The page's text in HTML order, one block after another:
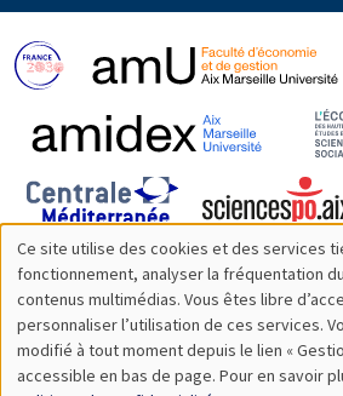
Utilisation
des
données
Ce site utilise des cookies et des services
fonctionnement, analyser la fréquentation
contenus multimédias. Vous êtes libre
personnaliser l’utilisation de ces services.
modifié à tout moment depuis le lien «
accessible en bas de page. Pour en savoir